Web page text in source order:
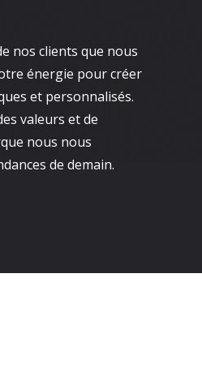
nos clients que nous
énergie pour créer
et personnalisés.
valeurs et de
nous nous
de demain.